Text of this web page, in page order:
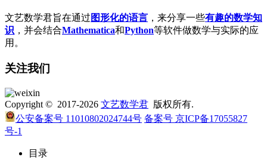
文艺数学君旨在通过 图形化的语言 ，来分享一些有趣的数学知
识 ，并会结合Mathematica和Python等软件做数学与实际的应
用。
关注我们
Copyright © 2017-2026 文艺数学君 版权所有.
公安备案号 11010802024744号 备案号 京ICP备17055827
号-1
目录